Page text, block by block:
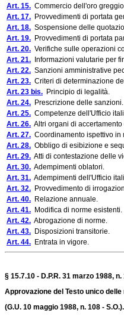
Art. 15. Commercio dell'oro
Art. 17. Provvedimenti di portata
Art. 18. Sospensione delle
Art. 19. Provvedimenti di portata
Art. 20. Verifiche sulle operazioni
Art. 21. Informazioni valutarie per
Art. 22. Sanzioni amministrative
Art. 23. Criteri di determinazione
Art. 23 bis. Principio di legalità.
Art. 24. Prescrizione delle sanzioni.
Art. 25. Competenze dell'Ufficio
Art. 26. Altri organi di
Art. 27. Coordinamento ispettivo in
Art. 28. Obbligo di esibizione e
Art. 29. Atti di contestazione delle
Art. 30. Adempimenti oblatori.
Art. 31. Adempimenti dell'Ufficio
Art. 32. Provvedimento di
Art. 40. Relazione annuale.
Art. 41. Modifica di norme esistenti.
Art. 42. Abrogazione di norme.
Art. 43. Disposizioni transitorie.
Art. 44. Entrata in vigore.
§ 15.7.10 - D.P.R. 31 marzo 1988, n.
Approvazione del Testo unico
(G.U. 10 maggio 1988, n. 108 - S.O.).